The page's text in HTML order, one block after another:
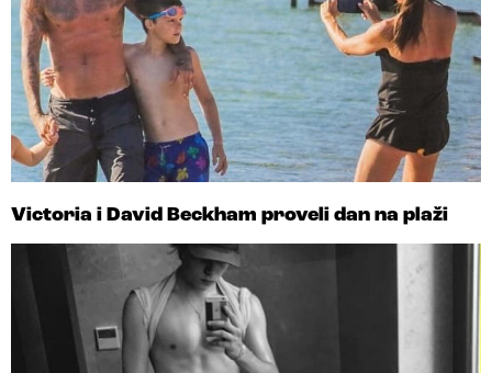
Victoria i David Beckham proveli dan na plaži